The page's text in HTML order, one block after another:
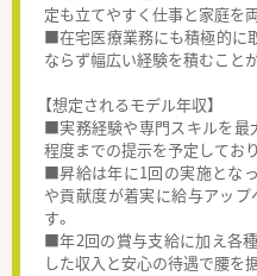
定も立てやすく仕事と家庭を
■在宅医療業務にも積極的に
ならず幅広い経験を積むこと
【想定されるモデル年収】
■実務経験や専門スキルを最
程度までの提示を予定してお
■昇給は年に1回の実施とな
や貢献度が着実に給与アッ
す。
■年2回の賞与支給に加え各
した収入と安心の待遇で腰を